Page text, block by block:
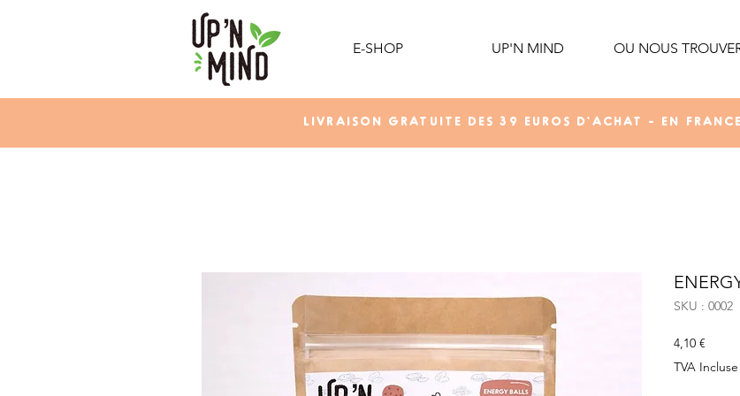
E-SHOP UP'N MIND OU NOUS
LIVRAISON GRATUITE DES 39 EUROS D'ACHAT - EN
SKU : 0002
4,10 €
TVA Incluse